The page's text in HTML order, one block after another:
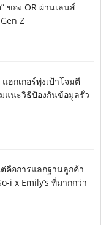
ของ OR ผ่านเลนส์
Z
ฮกเกอร์พุ่งเป้าโจมตี
แนะวิธีป้องกันข้อมูลรั่ว
คือการแลกฐานลูกค้า
i x Emily’s ที่มากกว่า